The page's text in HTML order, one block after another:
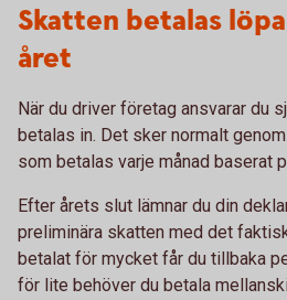
Skatten betalas
året
När du driver företag ansvarar du
betalas in. Det sker normalt
som betalas varje månad baserat
Efter årets slut lämnar du din
preliminära skatten med det
betalat för mycket får du tillbaka
för lite behöver du betala